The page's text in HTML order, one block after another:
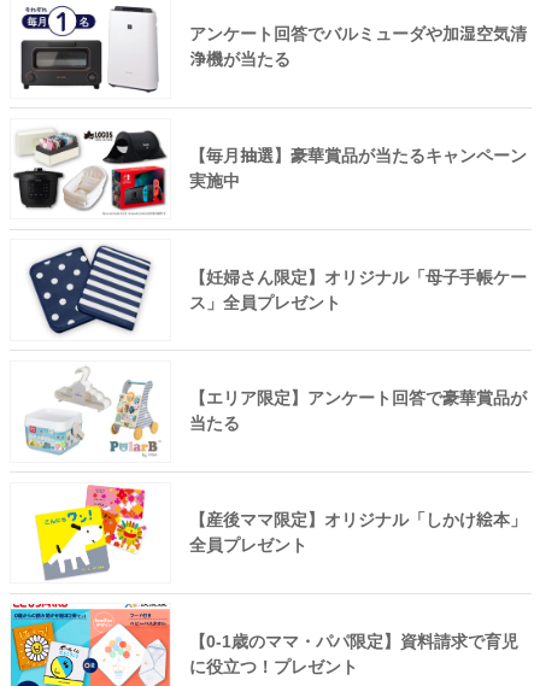
アンケート回答でバルミューダや加湿空気清
浄機が当たる
【毎月抽選】豪華賞品が当たるキャンペーン
実施中
【妊婦さん限定】オリジナル「母子手帳ケー
ス」全員プレゼント
【エリア限定】アンケート回答で豪華賞品が
当たる
【産後ママ限定】オリジナル「しかけ絵本」
全員プレゼント
【0-1歳のママ・パパ限定】資料請求で育児
に役立つ！プレゼント